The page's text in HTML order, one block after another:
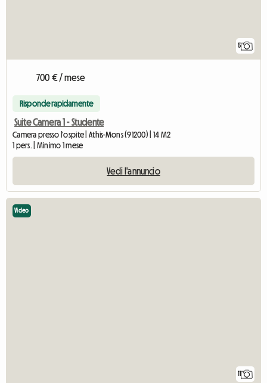
5
700 € / mese
Risponde rapidamente
Suite Camera 1 - Studente
Camera presso l'ospite | Athis-Mons (91200) | 14 M2
1 pers. | Minimo 1 mese
Vedi l'annuncio
11
Video